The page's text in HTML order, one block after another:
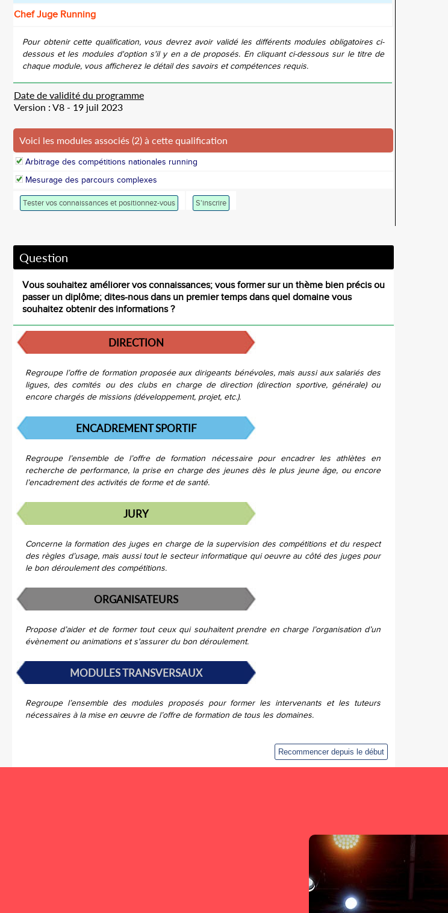
Chef Juge Running
Pour obtenir cette qualification, vous devrez avoir validé les différents modules obligatoires ci-
dessous et les modules d'option s'il y en a de proposés. En cliquant ci-dessous sur le titre de
chaque module, vous afficherez le détail des savoirs et compétences requis.
Date de validité du programme
Version : V8 - 19 juil 2023
Voici les modules associés (2) à cette qualification
Arbitrage des compétitions nationales running
Mesurage des parcours complexes
Tester vos connaissances et positionnez-vous S'inscrire
Question
Vous souhaitez améliorer vos connaissances; vous former sur un thème bien précis ou
passer un diplôme; dites-nous dans un premier temps dans quel domaine vous
souhaitez obtenir des informations ?
DIRECTION
Regroupe l’offre de formation proposée aux dirigeants bénévoles, mais aussi aux salariés des
ligues, des comités ou des clubs en charge de direction (direction sportive, générale) ou
encore chargés de missions (développement, projet, etc.).
ENCADREMENT SPORTIF
Regroupe l’ensemble de l’offre de formation nécessaire pour encadrer les athlètes en
recherche de performance, la prise en charge des jeunes dès le plus jeune âge, ou encore
l’encadrement des activités de forme et de santé.
JURY
Concerne la formation des juges en charge de la supervision des compétitions et du respect
des règles d’usage, mais aussi tout le secteur informatique qui oeuvre au côté des juges pour
le bon déroulement des compétitions.
ORGANISATEURS
Propose d’aider et de former tout ceux qui souhaitent prendre en charge l’organisation d’un
évènement ou animations et s'assurer du bon déroulement.
MODULES TRANSVERSAUX
Regroupe l’ensemble des modules proposés pour former les intervenants et les tuteurs
nécessaires à la mise en œuvre de l’offre de formation de tous les domaines.